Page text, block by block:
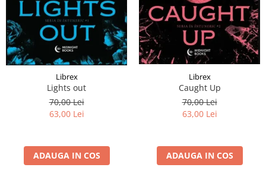
Librex
Lights out
70,00 Lei
63,00 Lei
ADAUGA IN COS
Librex
Caught Up
70,00 Lei
63,00 Lei
ADAUGA IN COS